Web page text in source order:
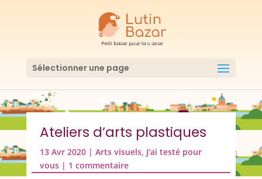
Sélectionner une page
Ateliers d’arts plastiques
13 Avr 2020| Arts visuels, J'ai testé pour
vous| 1 commentaire